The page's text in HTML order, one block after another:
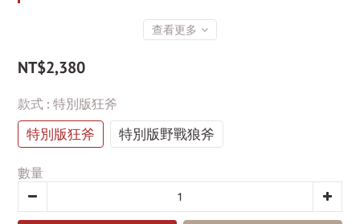
查看更多
NT$2,380
款式 : 特別版狂斧
特別版狂斧 特別版野戰狼斧
數量